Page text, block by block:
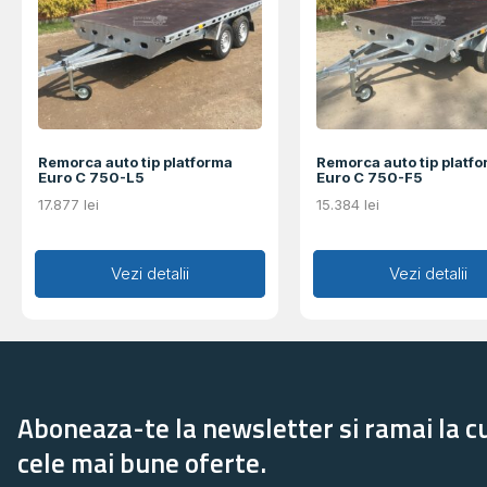
Remorca auto tip platforma
Euro C 750-L5
17.877 lei
Adaugă în coș
Vezi detalii
Remorca auto tip
Euro C 750-F5
15.384 lei
Adaugă în coș
Vezi detalii
Aboneaza-te la newsletter si ramai la
cele mai bune oferte.